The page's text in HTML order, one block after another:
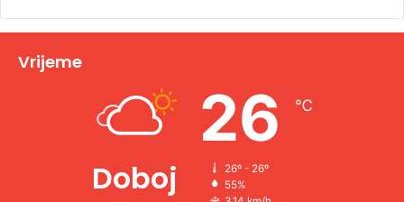
vVrijeme
Doboj
26 ℃
26º - 26º
55%